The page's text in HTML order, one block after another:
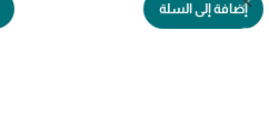
إضافة إلى السلة